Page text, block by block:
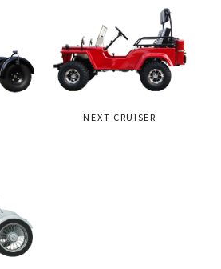
NEXT CRUISER